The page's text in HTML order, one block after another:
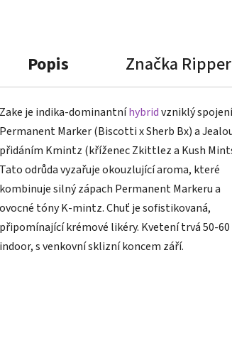
Popis Značka
Zake je indika-dominantníhybridvzniklý
Permanent Marker (Biscotti x Sherb Bx) a
přidáním Kmintz (kříženec Zkittlez a Kush
Tato odrůda vyzařuje okouzlující aroma, které
kombinuje silný zápach Permanent Markeru a
ovocné tóny K-mintz. Chuť je sofistikovaná,
připomínající krémové likéry. Kvetení trvá 50-
indoor, s venkovní sklizní koncem září.